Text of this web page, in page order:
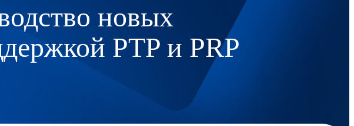
новых
PTP и PRP